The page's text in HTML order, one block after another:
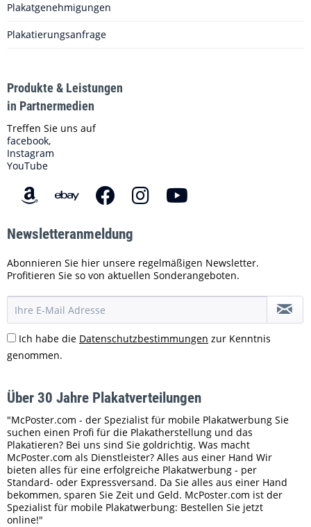
Plakatgenehmigungen
Plakatierungsanfrage
Produkte & Leistungen
in Partnermedien
Treffen Sie uns auf
facebook,
Instagram
YouTube
Newsletteranmeldung
Abonnieren Sie hier unsere regelmäßigen Newsletter.
Profitieren Sie so von aktuellen Sonderangeboten.
Ich habe die Datenschutzbestimmungen zur Kenntnis
genommen.
Über 30 Jahre Plakatverteilungen
"McPoster.com - der Spezialist für mobile Plakatwerbung Sie
suchen einen Profi für die Plakatherstellung und das
Plakatieren? Bei uns sind Sie goldrichtig. Was macht
McPoster.com als Dienstleister? Alles aus einer Hand Wir
bieten alles für eine erfolgreiche Plakatwerbung - per
Standard- oder Expressversand. Da Sie alles aus einer Hand
bekommen, sparen Sie Zeit und Geld. McPoster.com ist der
Spezialist für mobile Plakatwerbung: Bestellen Sie jetzt
online!"